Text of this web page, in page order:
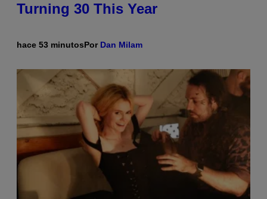
Turning 30 This Year
hace 53 minutosPor Dan Milam